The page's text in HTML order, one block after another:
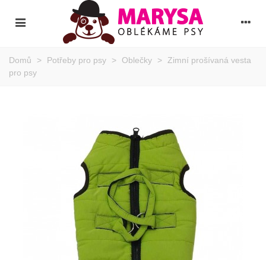
Domů > Potřeby pro psy > Oblečky >
Zimní prošívaná vesta
pro psy